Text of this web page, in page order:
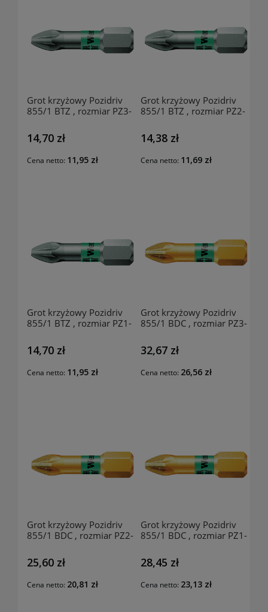
Grot krzyżowy Pozidriv
855/1 BTZ , rozmiar PZ3-
14,70 zł
Cena netto: 11,95 zł
Grot krzyżowy Pozidriv
855/1 BTZ , rozmiar PZ2-
14,38 zł
Cena netto: 11,69 zł
Grot krzyżowy Pozidriv
855/1 BTZ , rozmiar PZ1-
14,70 zł
Cena netto: 11,95 zł
Grot krzyżowy Pozidriv
855/1 BDC , rozmiar PZ3-
32,67 zł
Cena netto: 26,56 zł
Grot krzyżowy Pozidriv
855/1 BDC , rozmiar PZ2-
25,60 zł
Cena netto: 20,81 zł
Grot krzyżowy Pozidriv
855/1 BDC , rozmiar PZ1-
28,45 zł
Cena netto: 23,13 zł